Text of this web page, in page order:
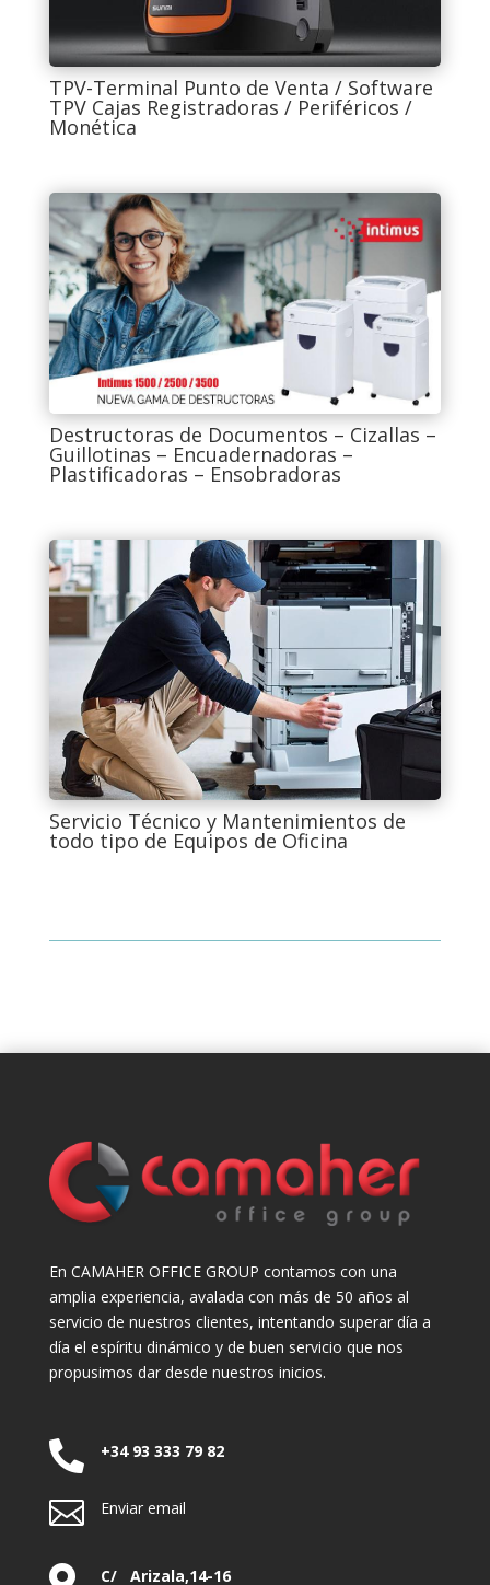
TPV-Terminal Punto de Venta / Software
TPV Cajas Registradoras / Periféricos /
Monética
Destructoras de Documentos – Cizallas –
Guillotinas – Encuadernadoras –
Plastificadoras – Ensobradoras
Servicio Técnico y Mantenimientos de
todo tipo de Equipos de Oficina
En CAMAHER OFFICE GROUP contamos con una
amplia experiencia, avalada con más de 50 años al
servicio de nuestros clientes, intentando superar día a
día el espíritu dinámico y de buen servicio que nos
propusimos dar desde nuestros inicios.
 +34 93 333 79 82
 Enviar email
C/ Arizala,14-16